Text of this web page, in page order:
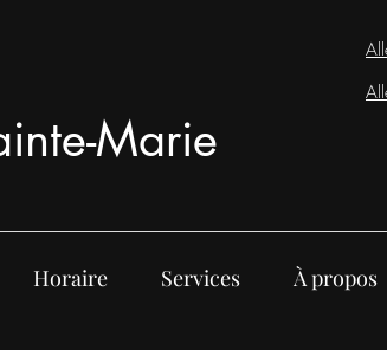
Marie
Horaire Services À propos